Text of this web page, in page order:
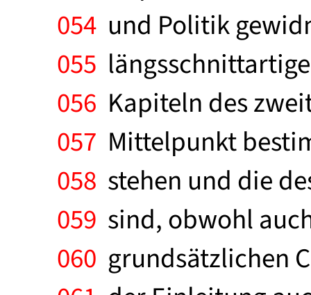
054 und Politik
055
056 Kapiteln des
057 Mittelpunkt
058 stehen und die
059 sind, obwohl
060 grundsätzlichen